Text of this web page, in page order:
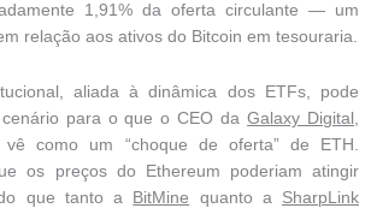
1,91% da oferta circulante — um
relação aos ativos do Bitcoin em tesouraria.
aliada à dinâmica dos ETFs, pode
para o que o CEO daGalaxy Digital ,
vê como um “choque de oferta” de ETH.
os preços do Ethereum poderiam atingir
que tanto a
BitMine quanto a SharpLink